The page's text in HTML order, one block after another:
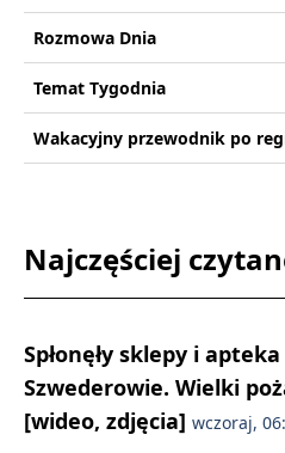
Rozmowa Dnia
Temat Tygodnia
Wakacyjny przewodnik po
Najczęściej
Spłonęły sklepy i
Szwederowie. Wielki
[wideo, zdjęcia] wczoraj,